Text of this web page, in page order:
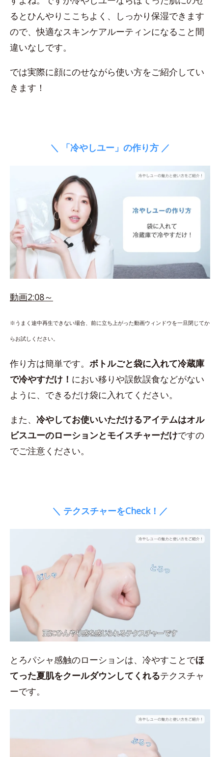
るとひんやりここちよく、しっかり保湿できます
ので、快適なスキンケアルーティンになること間
違いなしです。
では実際に顔にのせながら使い方をご紹介してい
きます！
＼ 「冷やしユー」の作り方 ／
動画2:08～
※うまく途中再生できない場合、前に立ち上がった動画ウィンドウを一旦閉じてか
らお試しください。
作り方は簡単です。 ボトルごと袋に入れて冷蔵庫
で冷やすだけ！ におい移りや誤飲誤食などがない
ように、できるだけ袋に入れてください。
また、 冷やしてお使いいただけるアイテムはオル
ビスユーのローションとモイスチャーだけですの
でご注意ください。
＼ テクスチャーをCheck！／
とろパシャ感触のローションは、冷やすことでほ
てった夏肌をクールダウンしてくれるテクスチャ
ーです。